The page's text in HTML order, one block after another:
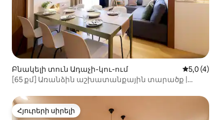
Բնակելի տուն Ադաչի-կու-ում Միջին
5,0 (4)
[65 քմ] Առանձին աշխատանքային տարածք |
լողավազան | Գերարագ Wi-Fi | Տոկիոյի
կայարանից (Օտեմաչի կայարան) ուղիղ 20 րոպե
Հյուրերի սիրելի
Հյուրերի սիրելի